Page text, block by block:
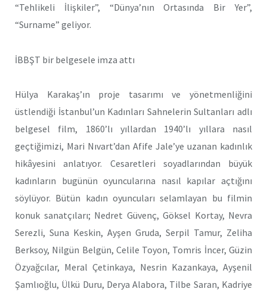
“Tehlikeli İlişkiler”, “Dünya’nın Ortasında Bir Yer”,
“Surname” geliyor.
İBBŞT bir belgesele imza attı
Hülya Karakaş’ın proje tasarımı ve yönetmenliğini
üstlendiği İstanbul’un Kadınları Sahnelerin Sultanları adlı
belgesel film, 1860’lı yıllardan 1940’lı yıllara nasıl
geçtiğimizi, Mari Nıvart’dan Afife Jale’ye uzanan kadınlık
hikâyesini anlatıyor. Cesaretleri soyadlarından büyük
kadınların bugünün oyuncularına nasıl kapılar açtığını
söylüyor. Bütün kadın oyuncuları selamlayan bu filmin
konuk sanatçıları; Nedret Güvenç, Göksel Kortay, Nevra
Serezli, Suna Keskin, Ayşen Gruda, Serpil Tamur, Zeliha
Berksoy, Nilgün Belgün, Celile Toyon, Tomris İncer, Güzin
Özyağcılar, Meral Çetinkaya, Nesrin Kazankaya, Ayşenil
Şamlıoğlu, Ülkü Duru, Derya Alabora, Tilbe Saran, Kadriye